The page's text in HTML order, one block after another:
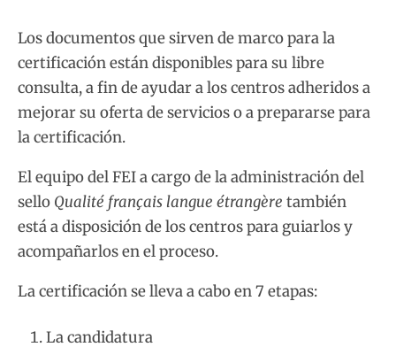
Los documentos que sirven de marco para la
certificación están disponibles para su libre
consulta, a fin de ayudar a los centros adheridos a
mejorar su oferta de servicios o a prepararse para
la certificación.
El equipo del FEI a cargo de la administración del
sello Qualité français langue étrangère también
está a disposición de los centros para guiarlos y
acompañarlos en el proceso.
La certificación se lleva a cabo en 7 etapas:
La candidatura